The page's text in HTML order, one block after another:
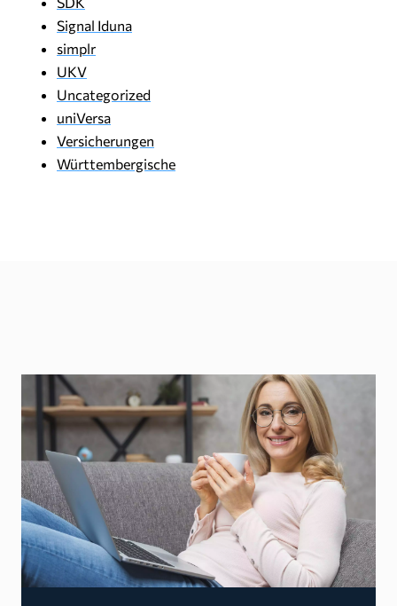
Signal Iduna
simplr
UKV
Uncategorized
uniVersa
Versicherungen
Württembergische